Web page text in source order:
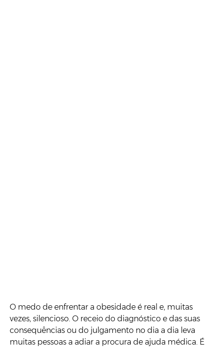
O medo de enfrentar a obesidade é real e, muitas
vezes, silencioso. O receio do diagnóstico e das suas
consequências ou do julgamento no dia a dia leva
muitas pessoas a adiar a procura de ajuda médica. É